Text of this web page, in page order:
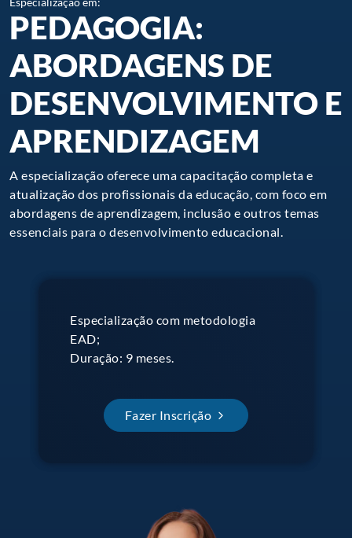
PEDAGOGIA:
ABORDAGENS DE
DESENVOLVIMENTO E
APRENDIZAGEM
A especialização oferece uma capacitação completa e
atualização dos profissionais da educação, com foco em
abordagens de aprendizagem, inclusão e outros temas
essenciais para o desenvolvimento educacional.
Especialização com metodologia
EAD;
Duração: 9 meses.
Fazer Inscrição